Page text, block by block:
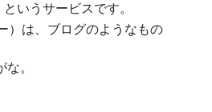
いうサービスです。
）は、ブログのようなもの
。